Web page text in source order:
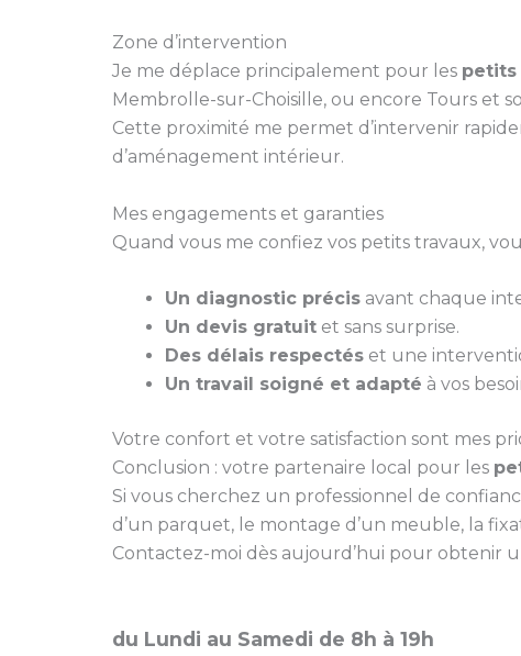
Zone d’intervention
Je me déplace principalement pour les petits
Membrolle-sur-Choisille, ou encore Tours et
Cette proximité me permet d’intervenir
d’aménagement intérieur.
Mes engagements et garanties
Quand vous me confiez vos petits travaux,
Un diagnostic précis avant chaque
Un devis gratuit et sans surprise.
Des délais respectés et une
Un travail soigné et adapté à vos
Votre confort et votre satisfaction sont mes
Conclusion : votre partenaire local pour les
Si vous cherchez un professionnel de
d’un parquet, le montage d’un meuble, la
Contactez-moi dès aujourd’hui pour obtenir
du Lundi au Samedi de 8h à 19h